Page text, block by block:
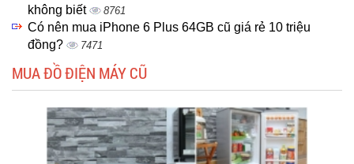
không biết
8761
Có nên mua iPhone 6 Plus 64GB cũ giá rẻ 10 triệu
đồng?
7471
MUA ĐỒ ĐIỆN MÁY CŨ